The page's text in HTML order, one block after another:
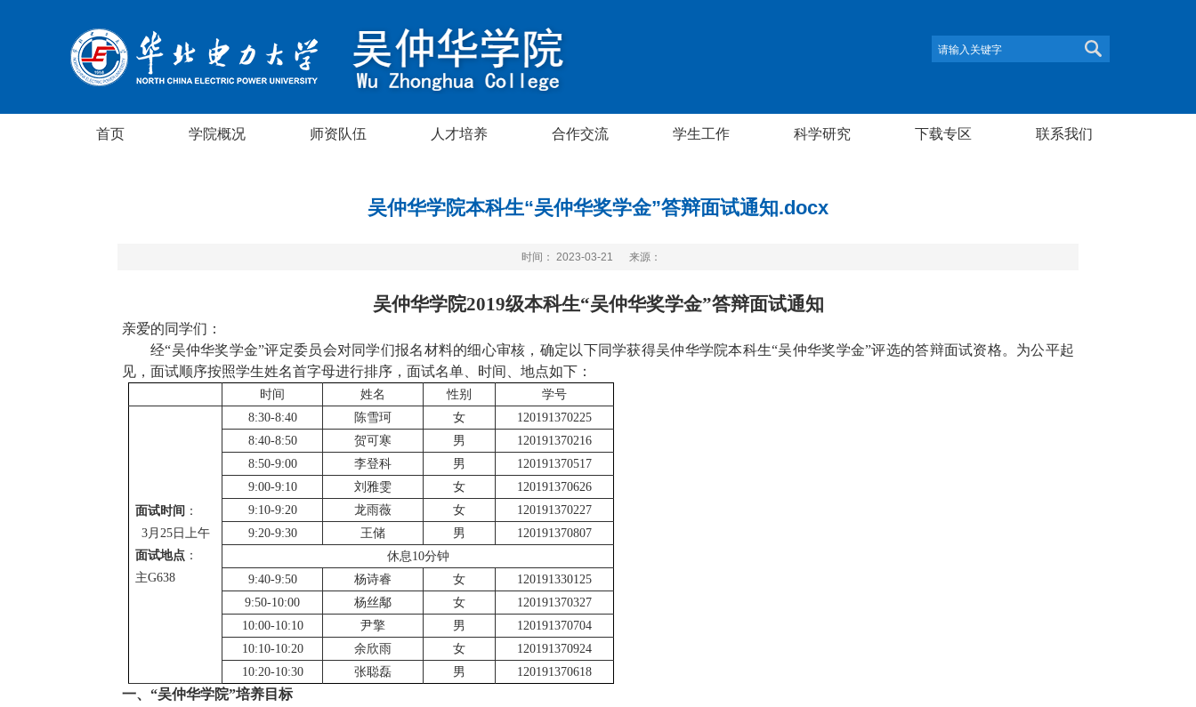
首页 学院概况 师资队伍 人才培养 合作交流 学生工作 科学研究 下载专区 联系我们
吴仲华学院本科生“吴仲华奖学金”答辩面试通知.docx
时间： 2023-03-21 来源：
吴仲华学院2019级本科生“吴仲华奖学金”答辩面试通知
亲爱的同学们：
经“吴仲华奖学金”评定委员会对同学们报名材料的细心审核，确定以下同学获得吴仲华学院本科生“吴仲华奖学金”评选的答辩面试资格。为公平起
见，面试顺序按照学生姓名首字母进行排序， 面试名单 、时间、地点如下：
时间 姓名 性别 学号
面试时间 ：
3月 25日 上午
面试地点：
主G638
8:30-8:40 陈雪珂 女
120191370225
8:40-8:50 贺可寒 男
120191370216
8:50-9:00 李登科 男
120191370517
9:00-9:10 刘雅雯 女
120191370626
9:10-9:20 龙雨薇 女
120191370227
9:20-9:30 王储 男
120191370807
休息10分钟
9:40-9:50 杨诗睿 女
120191330125
9:50-10:00 杨丝鄅 女
120191370327
10:00-10:10 尹擎 男
120191370704
10:10-10:20 余欣雨 女
120191370924
10:20-10:30 张聪磊 男 120191370618
一、“吴仲华学院”培养目标